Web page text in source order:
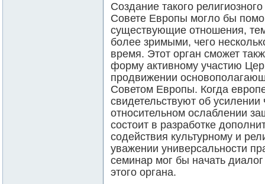
Создание такого
Совете Европы могло бы
существующие отношения,
более зримыми, чего
время. Этот орган сможет
форму активному участию
продвижении
Советом Европы. Когда
свидетельствуют об
относительном ослаблении
состоит в разработке
содействия культурному и
уважении универсальности
семинар мог бы начать
этого органа.